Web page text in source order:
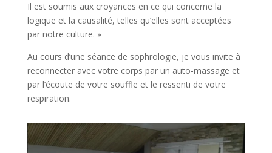
Il est soumis aux croyances en ce qui concerne la
logique et la causalité, telles qu’elles sont acceptées
par notre culture. »
Au cours d’une séance de sophrologie, je vous invite à
reconnecter avec votre corps par un auto-massage et
par l’écoute de votre souffle et le ressenti de votre
respiration.